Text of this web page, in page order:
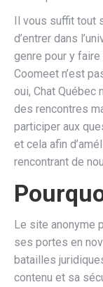
Il vous suffit tout
d’entrer dans
genre pour y
Coomeet n’est
oui, Chat Québec
des rencontres
participer aux
et cela afin
rencontrant de
Le site anonyme
ses portes en
batailles
contenu et sa